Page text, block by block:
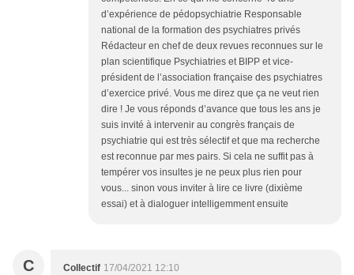
d’expérience de pédopsychiatrie Responsable
national de la formation des psychiatres privés
Rédacteur en chef de deux revues reconnues sur le
plan scientifique Psychiatries et BIPP et vice-
président de l’association française des psychiatres
d’exercice privé. Vous me direz que ça ne veut rien
dire ! Je vous réponds d’avance que tous les ans je
suis invité à intervenir au congrès français de
psychiatrie qui est très sélectif et que ma recherche
est reconnue par mes pairs. Si cela ne suffit pas à
tempérer vos insultes je ne peux plus rien pour
vous... sinon vous inviter à lire ce livre (dixième
essai) et à dialoguer intelligemment ensuite
C Collectif 17/04/2021 12:10